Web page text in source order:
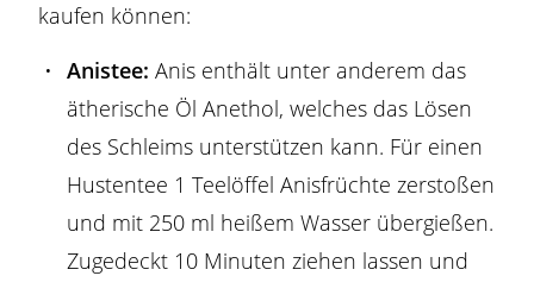
kaufen können:
Anistee: Anis enthält unter anderem das
ätherische Öl Anethol, welches das Lösen
des Schleims unterstützen kann. Für einen
Hustentee 1 Teelöffel Anisfrüchte zerstoßen
und mit 250 ml heißem Wasser übergießen.
Zugedeckt 10 Minuten ziehen lassen und